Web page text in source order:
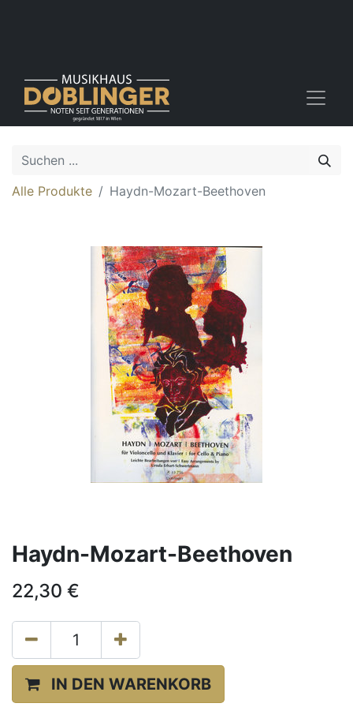
Alle Produkte Haydn-Mozart-Beethoven
Haydn-Mozart-Beethoven
22,30 €
IN DEN WARENKORB